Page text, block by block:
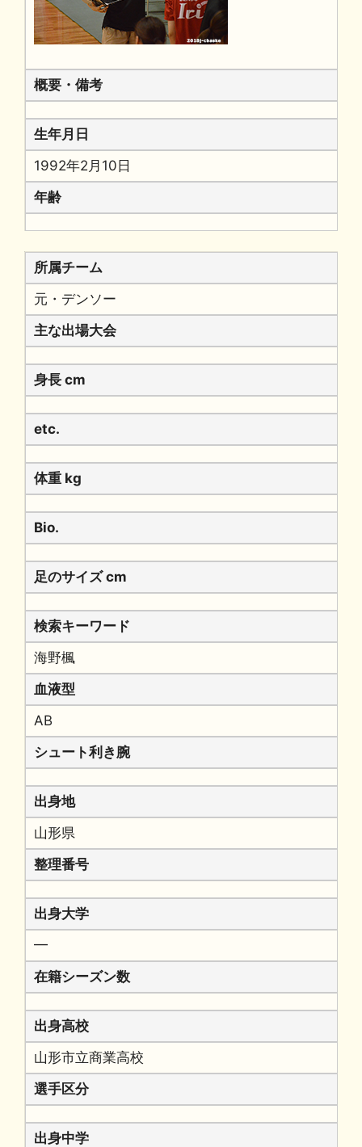
概要・備考
生年月日
1992年2月10日
年齢
所属チーム
元・デンソー
主な出場大会
身長 cm
etc.
体重 kg
Bio.
足のサイズ cm
検索キーワード
海野楓
血液型
AB
シュート利き腕
出身地
山形県
整理番号
出身大学
━
在籍シーズン数
出身高校
山形市立商業高校
選手区分
出身中学